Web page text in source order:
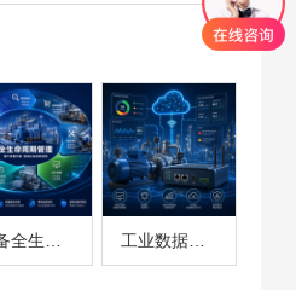
工业数据采集与设备监控案例